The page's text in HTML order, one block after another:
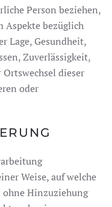
Person beziehen,
Aspekte bezüglich
Lage, Gesundheit,
Zuverlässigkeit,
dieser
oder
Weise, auf welche
ohne Hinzuziehung